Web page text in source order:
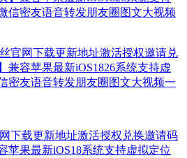
官网下载更新地址激活授权邀请兑
兼容苹果最新iOS1826系统支持虚
密友语音转发朋友圈图文大视频一